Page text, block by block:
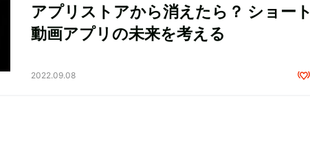
アプリストアから消えたら？ ショート
動画アプリの未来を考える
2022.09.08